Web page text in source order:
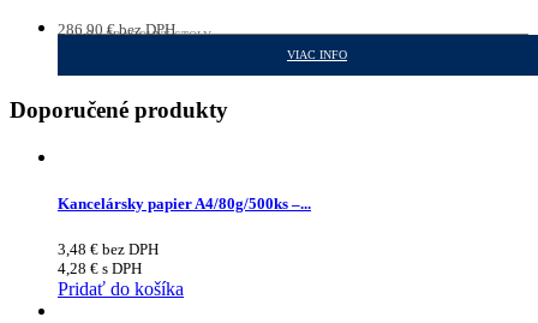
PRACOVNÉ STOLY
286,90€bez DPH
VIAC INFO
Doporučené produkty
Kancelársky papier A4/80g/500ks –...
3,48 € bez DPH
4,28 € s DPH
Pridať do košíka